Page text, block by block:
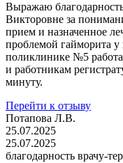
Выражаю
Викторовне за
прием и назначенное
проблемой гайморита
поликлинике №5
и работникам
минуту.
Перейти к отзыву
Потапова Л.В.
25.07.2025
25.07.2025
благодарность врачу-